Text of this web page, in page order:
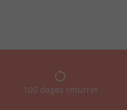
100 dages returret